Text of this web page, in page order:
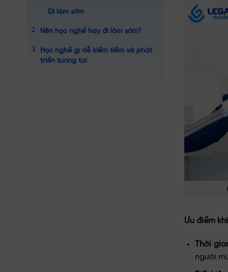
Đi làm sớm
Nên học nghề hay đi làm sớm?
Học nghề gì dễ kiếm tiềm và phát
triển tương tai
Ưu điểm
Thời
người